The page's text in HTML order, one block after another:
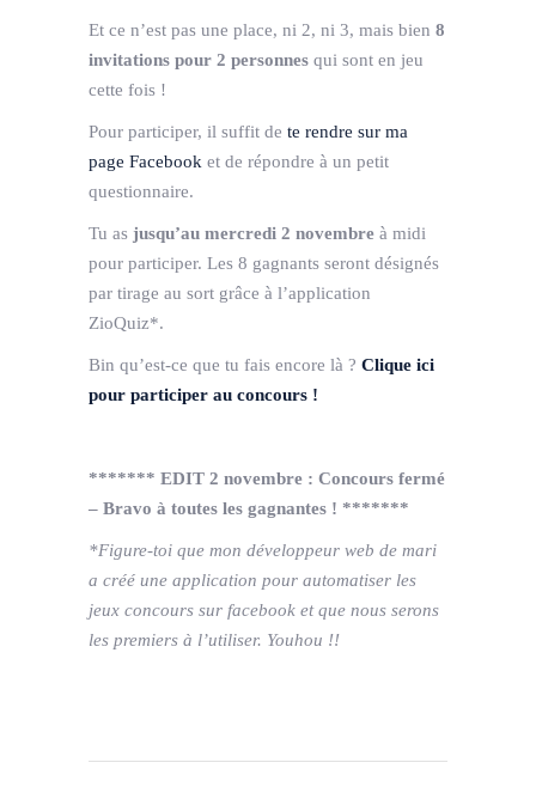
Et ce n’est pas une place, ni 2, ni 3, mais bien 8
invitations pour 2 personnes qui sont en jeu
cette fois !
Pour participer, il suffit de te rendre sur ma
page Facebook et de répondre à un petit
questionnaire.
Tu as jusqu’au mercredi 2 novembre à midi
pour participer. Les 8 gagnants seront désignés
par tirage au sort grâce à l’application
ZioQuiz*.
Bin qu’est-ce que tu fais encore là ? Clique ici
pour participer au concours !
******* EDIT 2 novembre : Concours fermé
– Bravo à toutes les gagnantes ! *******
*Figure-toi que mon développeur web de mari
a créé une application pour automatiser les
jeux concours sur facebook et que nous serons
les premiers à l’utiliser. Youhou !!